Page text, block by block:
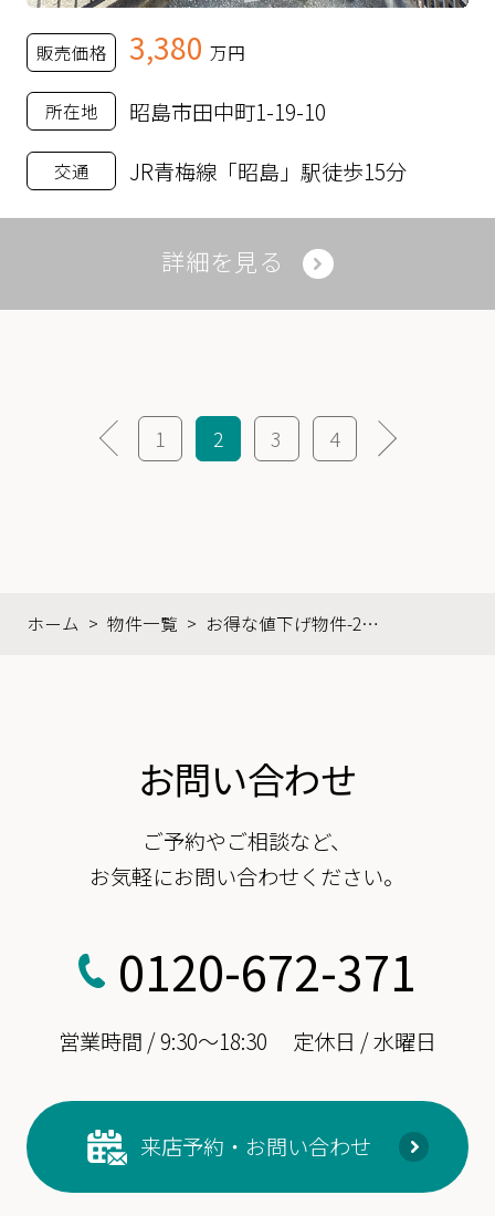
販売価格 3,380 万円
所在地 昭島市田中町1-19-10
交通 JR青梅線「昭島」駅徒歩15分
詳細を見る
1 2 3 4
ホーム > 物件一覧 > お得な値下げ物件-2ペ
ージ目
お問い合わせ
ご予約やご相談など、
お気軽にお問い合わせください。
0120-672-371
営業時間 / 9:30～18:30 定休日 / 水曜日
来店予約・お問い合わせ